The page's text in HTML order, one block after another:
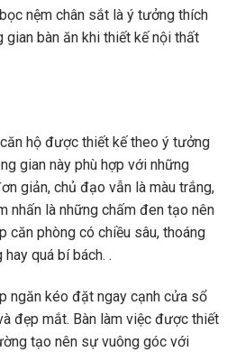
nệm chân sắt là ý tưởng thích
bàn ăn khi thiết kế nội thất
hộ được thiết kế theo ý tưởng
gian này phù hợp với những
giản, chủ đạo vẫn là màu trắng,
nhấn là những chấm đen tạo nên
căn phòng có chiều sâu, thoáng
quá bí bách. .
ngăn kéo đặt ngay cạnh cửa sổ
đẹp mắt. Bàn làm việc được thiết
tạo nên sự vuông góc với